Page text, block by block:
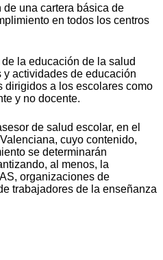
una cartera básica de
en todos los centros
la educación de la salud
y actividades de educación
dirigidos a los escolares como
y no docente.
de salud escolar, en el
cuyo contenido,
se determinarán
al menos, la
organizaciones de
trabajadores de la enseñanza